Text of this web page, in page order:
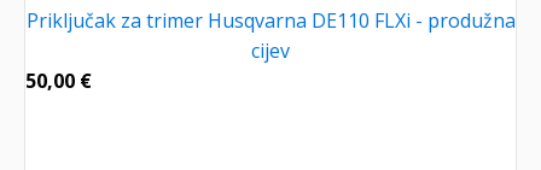
Priključak za trimer Husqvarna DE110 FLXi - produžna
cijev
50,00 €